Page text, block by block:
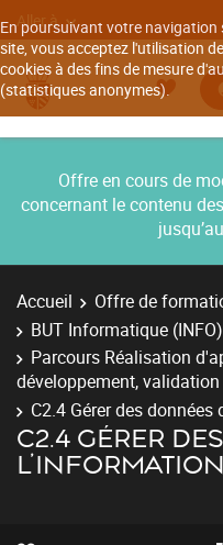
En poursuivant votre navigation
site, vous acceptez l'utilisation de
cookies à des fins de mesure
(statistiques anonymes).
Aller à
Offre en cours de
concernant le contenu
Accueil Offre de
BUT Informatique (INFO)
Parcours Réalisation
développement,
C2.4 Gérer des données
C2.4 GÉRER
L’INFORMATION